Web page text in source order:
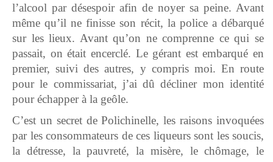
l’alcool par désespoir afin de noyer sa peine. Avant
même qu’il ne finisse son récit, la police a débarqué
sur les lieux. Avant qu’on ne comprenne ce qui se
passait, on était encerclé. Le gérant est embarqué en
premier, suivi des autres, y compris moi. En route
pour le commissariat, j’ai dû décliner mon identité
pour échapper à la geôle.
C’est un secret de Polichinelle, les raisons invoquées
par les consommateurs de ces liqueurs sont les soucis,
la détresse, la pauvreté, la misère, le chômage, le